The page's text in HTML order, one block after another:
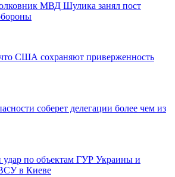
МВД Шулика занял пост
что США сохраняют приверженность
соберет делегации более чем из
по объектам ГУР Украины и
в Киеве